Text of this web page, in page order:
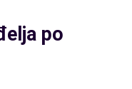
po